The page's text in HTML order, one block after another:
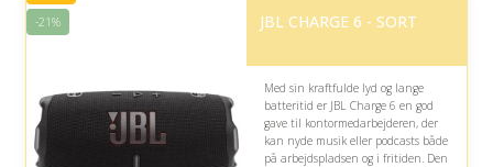
-21%
JBL CHARGE 6 - SORT
Med sin kraftfulde lyd og lange
batteritid er JBL Charge 6 en god
gave til kontormedarbejderen, der
kan nyde musik eller podcasts både
på arbejdspladsen og i fritiden. Den